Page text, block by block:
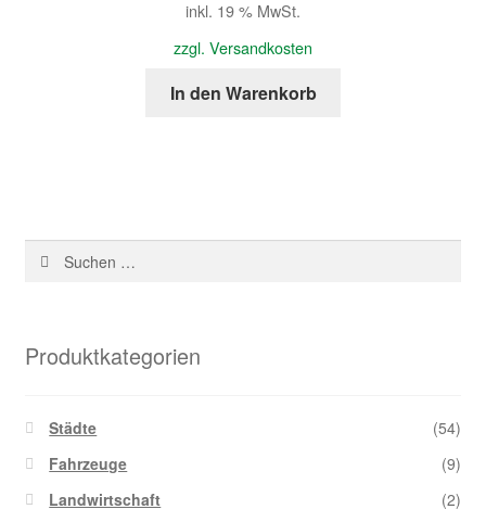
inkl. 19 % MwSt.
zzgl. Versandkosten
In den Warenkorb
nach:
Produktkategorien
Städte
(54)
Fahrzeuge
(9)
Landwirtschaft
(2)